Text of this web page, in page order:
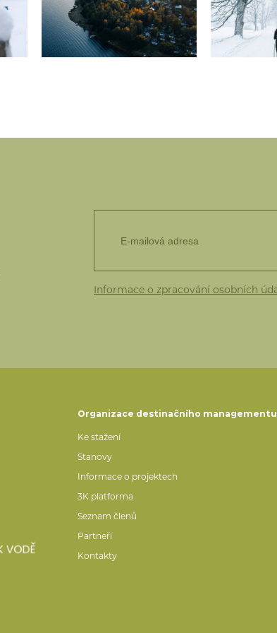
Informace o zpracování osobních
Organizace destinačního managementu
Ke stažení
Stanovy
Informace o projektech
3K platforma
Seznam členů
Partneři
Kontakty